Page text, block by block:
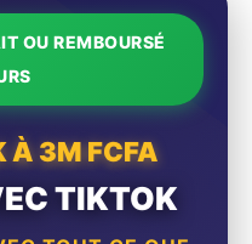
OU REMBOURSÉ
À 3M FCFA
TIKTOK